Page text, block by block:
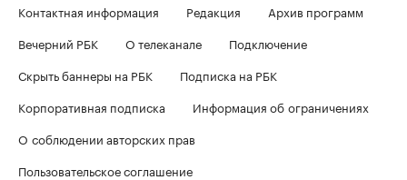
Контактная информация Редакция
Архив программ
Вечерний РБК
О телеканале
Подключение
Скрыть баннеры на РБК
Подписка на РБК
Корпоративная подписка
Информация об ограничениях
О соблюдении авторских прав
Пользовательское соглашение